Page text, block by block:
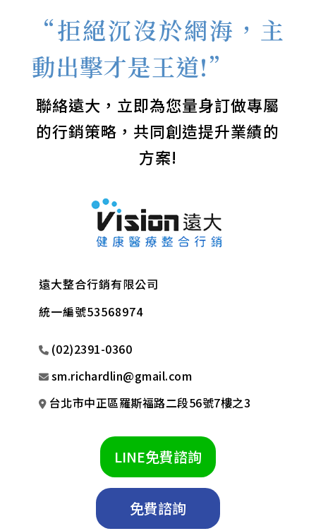
“拒絕沉沒於網海，主
動出擊才是王道!”
聯絡遠大，立即為您量身訂做專屬
的行銷策略，共同創造提升業績的
方案!
遠大整合行銷有限公司
統一編號53568974
(02)2391-0360
sm.richardlin@gmail.com
台北市中正區羅斯福路二段56號7樓之3
LINE免費諮詢
免費諮詢